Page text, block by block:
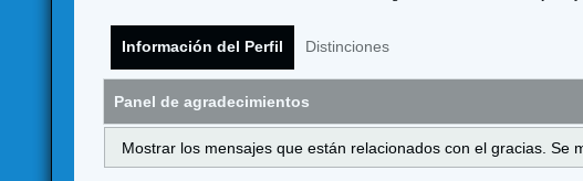
Información del Perfil Distinciones
Panel de agradecimientos
Mostrar los mensajes que están relacionados con el gracias. Se